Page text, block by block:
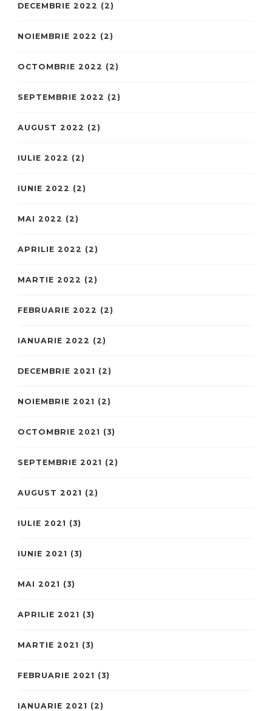
DECEMBRIE 2022 (2)
NOIEMBRIE 2022 (2)
OCTOMBRIE 2022 (2)
SEPTEMBRIE 2022 (2)
AUGUST 2022 (2)
IULIE 2022 (2)
IUNIE 2022 (2)
MAI 2022 (2)
APRILIE 2022 (2)
MARTIE 2022 (2)
FEBRUARIE 2022 (2)
IANUARIE 2022 (2)
DECEMBRIE 2021 (2)
NOIEMBRIE 2021 (2)
OCTOMBRIE 2021 (3)
SEPTEMBRIE 2021 (2)
AUGUST 2021 (2)
IULIE 2021 (3)
IUNIE 2021 (3)
MAI 2021 (3)
APRILIE 2021 (3)
MARTIE 2021 (3)
FEBRUARIE 2021 (3)
IANUARIE 2021 (2)